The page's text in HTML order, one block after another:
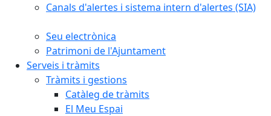
Canals d'alertes i sistema intern d'alertes (SIA)
Seu electrònica
Patrimoni de l'Ajuntament
Serveis i tràmits
Tràmits i gestions
Catàleg de tràmits
El Meu Espai